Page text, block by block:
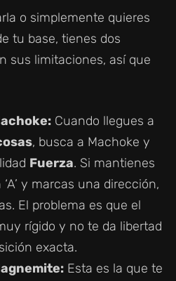
o simplemente quieres
tu base, tienes dos
sus limitaciones, así que
Cuando llegues a
, busca a Machoke y
Fuerza. Si mantienes
y marcas una dirección,
El problema es que el
rígido y no te da libertad
exacta.
Esta es la que te